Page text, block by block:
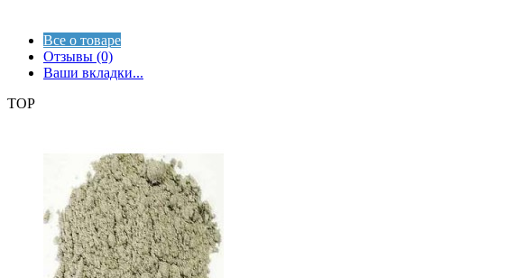
Все о товаре
Отзывы (0)
Ваши вкладки...
TOP